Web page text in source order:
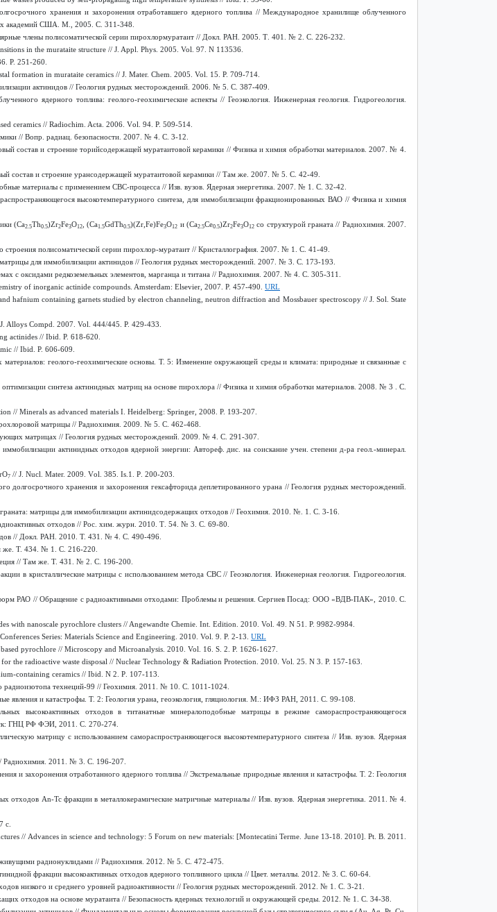
хранения и захоронения отработавшего ядерного топлива // Международное хранилище облученного
академий США. М., 2005. С. 311-348.
члены полисоматической серии пирохлормуратаит // Докл. РАН. 2005. Т . 401. № 2. С . 226-232.
in the murataite structure // J. Appl. Phys. 2005. Vol. 97. N 113536.
P. 251-260.
formation in murataite ceramics // J. Mater. Chem . 2005. Vol. 15. P. 709-714.
актинидов // Геология рудных месторождений. 2006. № 5. С. 387-409.
ядерного топлива: геолого-геохимические аспекты // Геоэкология. Инженерная геология. Гидрогеология.
ceramics // Radiochim. Acta . 2006. Vol
. 94. P. 509-514.
// Вопр. радиац. безопасности. 2007. № 4. С. 3-12.
состав и строение торийсодержащей муратаитовой керамики // Физика и химия обработки материалов. 2007. № 4.
состав и строение урансодержащей муратаитовой керамики // Там же. 2007. № 5. C. 42-49.
материалы с применением СВС-процесса // Изв. вузов. Ядерная энергетика. 2007. № 1. С. 32-42.
высокотемпературного синтеза, для иммобилизации фракционированных ВАО // Физика и химия
(Сa2.5Th0.5)Zr2Fe3O12, (Сa1.5GdTh0.5)(Zr,Fe)Fe3O12 и (Сa2.5Сe0.5)Zr2Fe3O12со структурой граната // Радиохимия. 2007.
строения полисоматической серии пирохлор-муратаит // Кристаллография. 2007. № 1. С. 41-49.
для иммобилизации актинидов // Геология рудных месторождений. 2007. № 3. С. 173-193.
с оксидами редкоземельных элементов, марганца и титана // Радиохимия. 2007. № 4. С . 305-311.
of inorganic actinide compounds. Amsterdam: Elsevier, 2007. P. 457-490. URL
hafnium containing garnets studied by electron channeling, neutron diffraction and Mossbauer spectroscopy // J. Sol. State
Alloys Compd. 2007. Vol. 444/445. P. 429-433.
actinides // Ibid. P. 618-620.
// Ibid. P. 606-609.
материалов: геолого-геохимические основы. Т. 5: Изменение окружающей среды и климата: природные и связанные с
синтеза актинидных матриц на основе пирохлора // Физика и химия обработки материалов. 2008. № 3 .С
// Minerals as advanced materials I. Heidelberg: Springer, 2008. P. 193-207.
матрицы // Радиохимия. 2009. № 5. С. 462-468.
матрицах // Геология рудных месторождений. 2009. № 4. С. 291-307.
актинидных отходов ядерной энергии: Автореф. дис. на соискание учен. степени д-ра геол.-минерал.
7 // J. Nucl. Mater. 2009. Vol . 385. Is.1. P . 200-203.
долгосрочного хранения и захоронения гексафторида деплетированного урана // Геология рудных месторождений.
матрицы для иммобилизации актинидсодержащих отходов // Геохимия. 2010. №. 1. С. 3-16.
отходов // Рос. хим. журн. 2010. T . 54. № 3. С. 69-80.
// Докл. РАН. 2010. Т. 431. № 4. С. 490-496.
же. Т. 434. № 1. С. 216-220.
// Там же. Т. 431. № 2. С. 196-200.
в кристаллические матрицы с использованием метода СВС // Геоэкология. Инженерная геология. Гидрогеология.
РАО // Обращение с радиоактивными отходами: Проблемы и решения. Сергиев Посад: ООО «ВДВ-ПАК», 2010. С.
with nanoscale pyrochlore clusters // Angewandte Chemie. Int. Edition. 2010. Vol. 49. N 51. P. 9982-9984.
Series: Materials Science and Engineering. 2010. Vol. 9. P. 2-13.
URL
pyrochlore // Microscopy and Microanalysis. 2010. Vol. 16. S. 2. P. 1626-1627.
the radioactive waste disposal // Nuclear Technology & Radiation Protection. 2010. Vol. 25. N 3. P. 157-163.
containing ceramics // Ibid. N 2. P . 107-113.
радиоизотопа технеций-99 // Геохимия. 2011. № 10. С. 1011-1024.
явления и катастрофы. Т. 2: Геология урана, геоэкология, гляциология. М.: ИФЗ РАН, 2011. С. 99-108.
высокоактивных отходов в титанатные минералоподобные матрицы в режиме самораспространяющегося
ГНЦ РФ ФЭИ, 2011. С. 270-274.
матрицу с использованием самораспространяющегося высокотемпературного синтеза // Изв. вузов. Ядерная
Радиохимия. 2011. № 3. С. 196-207.
и захоронения отработанного ядерного топлива // Экстремальные природные явления и катастрофы. Т. 2: Геология
отходов An-Tc фракции в металлокерамические матричные материалы // Изв. вузов. Ядерная энергетика. 2011. № 4.
с
// Advances in science and technology: 5 Forum on new materials: [Montecatini Terme. June13-18. 2010]. Pt. B. 2011.
радионуклидами // Радиохимия. 2012. № 5. С. 472-475.
фракции высокоактивных отходов ядерного топливного цикла // Цвет. металлы. 2012. № 3. С. 60-64.
низкого и среднего уровней радиоактивности // Геология рудных месторождений. 2012. № 1. C. 3-21.
отходов на основе муратаита // Безопасность ядерных технологий и окружающей среды. 2012. № 1. С. 34-38.